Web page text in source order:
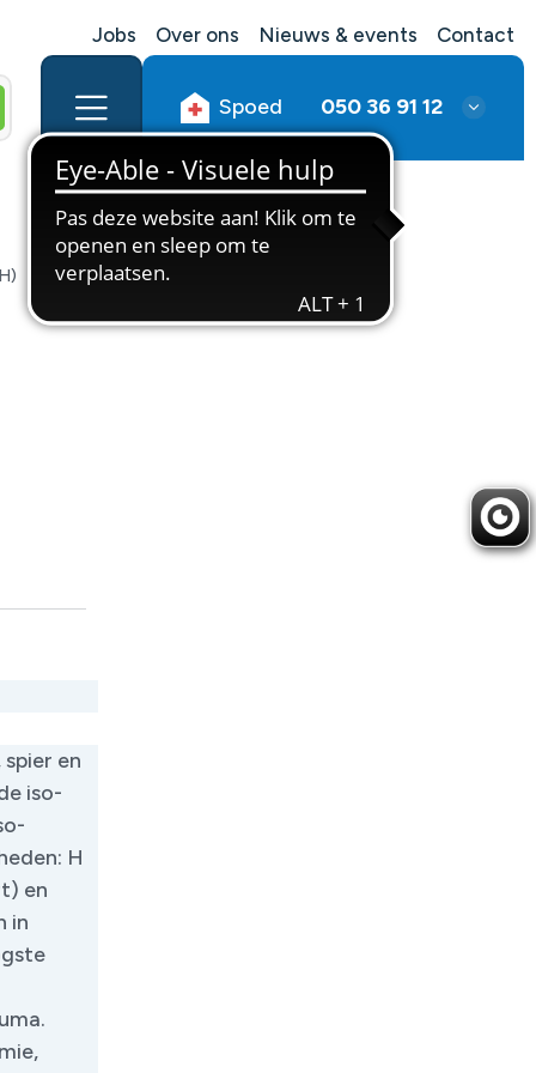
Jobs Over ons Nieuws & events Contact
Spoed 050 36 91 12
en
iso-
H
en
in